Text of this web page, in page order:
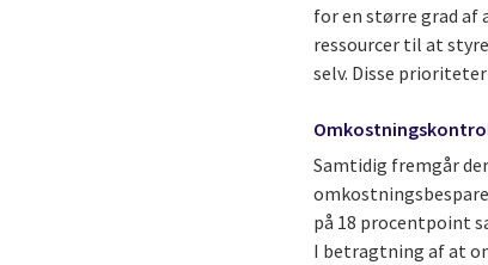
for en større grad af
ressourcer til at
selv. Disse
Samtidig fremgår
på 18 procentpoint
I betragtning af at